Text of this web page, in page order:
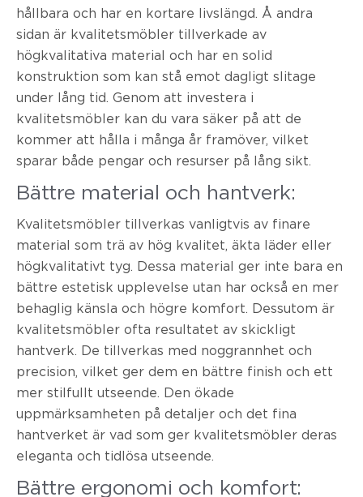
hållbara och har en kortare livslängd. Å andra
sidan är kvalitetsmöbler tillverkade av
högkvalitativa material och har en solid
konstruktion som kan stå emot dagligt slitage
under lång tid. Genom att investera i
kvalitetsmöbler kan du vara säker på att de
kommer att hålla i många år framöver, vilket
sparar både pengar och resurser på lång sikt.
Bättre material och hantverk:
Kvalitetsmöbler tillverkas vanligtvis av finare
material som trä av hög kvalitet, äkta läder eller
högkvalitativt tyg. Dessa material ger inte bara en
bättre estetisk upplevelse utan har också en mer
behaglig känsla och högre komfort. Dessutom är
kvalitetsmöbler ofta resultatet av skickligt
hantverk. De tillverkas med noggrannhet och
precision, vilket ger dem en bättre finish och ett
mer stilfullt utseende. Den ökade
uppmärksamheten på detaljer och det fina
hantverket är vad som ger kvalitetsmöbler deras
eleganta och tidlösa utseende.
Bättre ergonomi och komfort: